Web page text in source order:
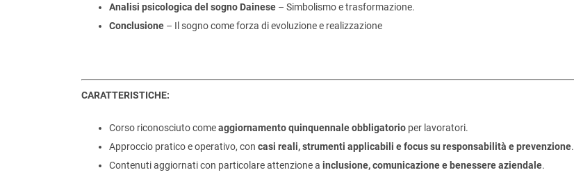
Analisi psicologica del sogno Dainese – Simbolismo e trasformazione.
Conclusione – Il sogno come forza di evoluzione e realizzazione
CARATTERISTICHE:
Corso riconosciuto comeaggiornamento quinquennale obbligatorio per lavoratori.
Approccio pratico e operativo, con casi reali, strumenti applicabili e focus su responsabilità e prevenzione.
Contenuti aggiornati con particolare attenzione a inclusione, comunicazione e benessere aziendale.